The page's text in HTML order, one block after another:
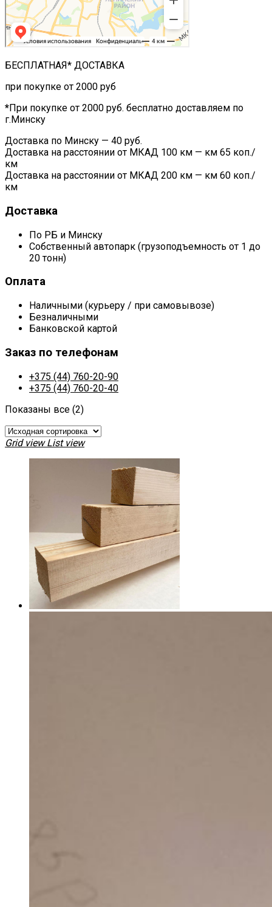
БЕСПЛАТНАЯ* ДОСТАВКА
при покупке от 2000 руб
*При покупке от 2000 руб. бесплатно доставляем по
г.Минску
Доставка по Минску — 40 руб.
Доставка на расстоянии от МКАД 100 км — км 65 коп./
км
Доставка на расстоянии от МКАД 200 км — км 60 коп./
км
Доставка
По РБ и Минску
Собственный автопарк (грузоподъемность от 1 до
20 тонн)
Оплата
Наличными (курьеру / при самовывозе)
Безналичными
Банковской картой
Заказ по телефонам
+375 (44) 760-20-90
+375 (44) 760-20-40
Показаны все (2)
Grid view List view